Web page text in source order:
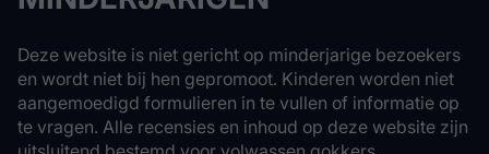
Deze website is niet gericht op minderjarige bezoekers
en wordt niet bij hen gepromoot. Kinderen worden niet
aangemoedigd formulieren in te vullen of informatie op
te vragen. Alle recensies en inhoud op deze website zijn